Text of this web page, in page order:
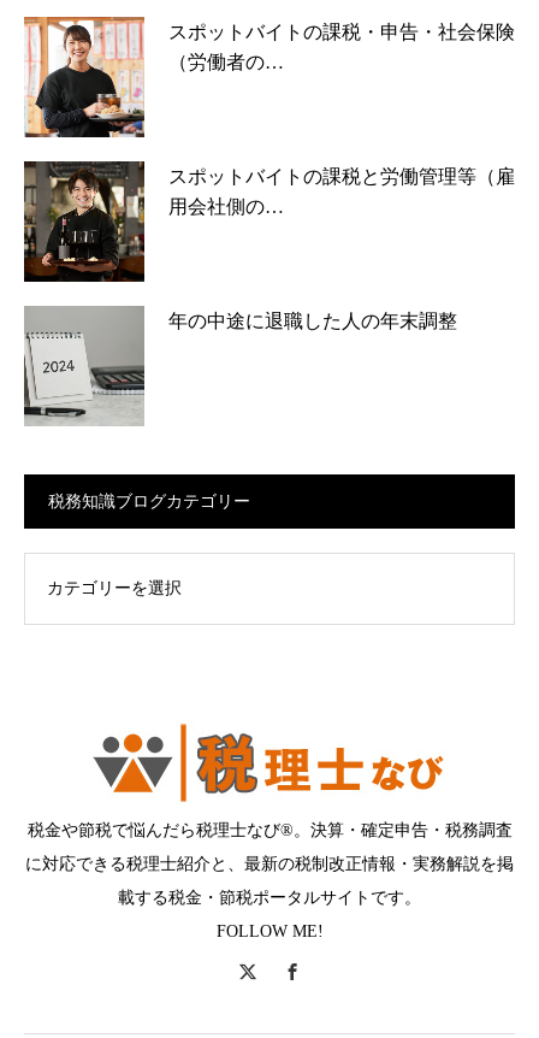
スポットバイトの課税・申告・社会保険
（労働者の…
スポットバイトの課税と労働管理等（雇
用会社側の…
年の中途に退職した人の年末調整
税務知識ブログカテゴリー
税金や節税で悩んだら税理士なび®。決算・確定申告・税務調査
に対応できる税理士紹介と、最新の税制改正情報・実務解説を掲
載する税金・節税ポータルサイトです。
FOLLOW ME!